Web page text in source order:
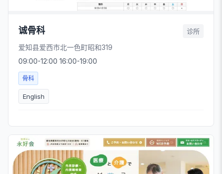
诚骨科 诊所
爱知县爱西市北一色町昭和319
09:00-12:00 16:00-19:00
骨科
English